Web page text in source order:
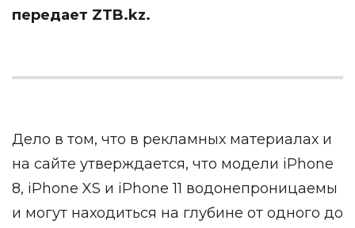
передает ZTB.kz.
Дело в том, что в рекламных материалах и
на сайте утверждается, что модели iPhone
8, iPhone XS и iPhone 11 водонепроницаемы
и могут находиться на глубине от одного до